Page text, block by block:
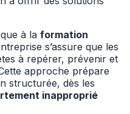
à la formation
s’assure que les
à repérer, prévenir et
approche prépare
structurée, dès les
inapproprié